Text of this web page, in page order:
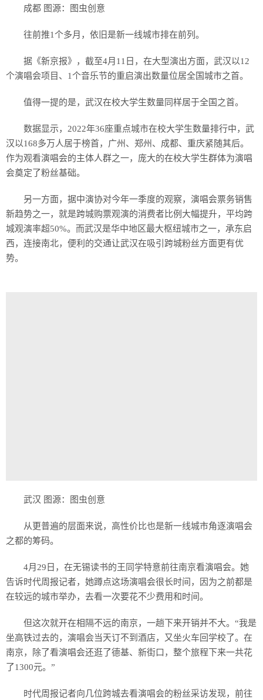
成都 图源：图虫创意
往前推1个多月，依旧是新一线城市排在前列。
据《新京报》，截至4月11日，在大型演出方面，武汉以12
个演唱会项目、1个音乐节的重启演出数量位居全国城市之首。
值得一提的是，武汉在校大学生数量同样居于全国之首。
数据显示，2022年36座重点城市在校大学生数量排行中，武
汉以168多万人居于榜首，广州、郑州、成都、重庆紧随其后。
作为观看演唱会的主体人群之一，庞大的在校大学生群体为演唱
会奠定了粉丝基础。
另一方面，据中演协对今年一季度的观察，演唱会票务销售
新趋势之一，就是跨城购票观演的消费者比例大幅提升，平均跨
城观演率超50%。而武汉是华中地区最大枢纽城市之一，承东启
西，连接南北，便利的交通让武汉在吸引跨城粉丝方面更有优
势。
武汉 图源：图虫创意
从更普遍的层面来说，高性价比也是新一线城市角逐演唱会
之都的筹码。
4月29日，在无锡读书的王同学特意前往南京看演唱会。她
告诉时代周报记者，她蹲点这场演唱会很长时间，因为之前都是
在较远的城市举办，去看一次要花不少费用和时间。
但这次就开在相隔不远的南京，一趟下来开销并不大。“我是
坐高铁过去的，演唱会当天订不到酒店，又坐火车回学校了。在
南京，除了看演唱会还逛了德基、新街口，整个旅程下来一共花
了1300元。”
时代周报记者向几位跨城去看演唱会的粉丝采访发现，前往